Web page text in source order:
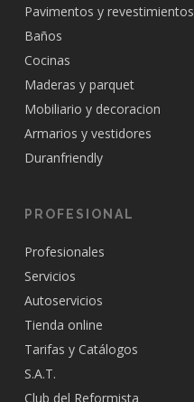
Pavimentos y revestimientos
Baños
Cocinas
Maderas y parquet
Mobiliario y decoracion
Armarios y vestidores
Duranfriendly
PROFESIONAL
Profesionales
Servicios
Autoservicios
Tienda online
Tarifas y Catálogos
S.A.T.
Club del Reformista